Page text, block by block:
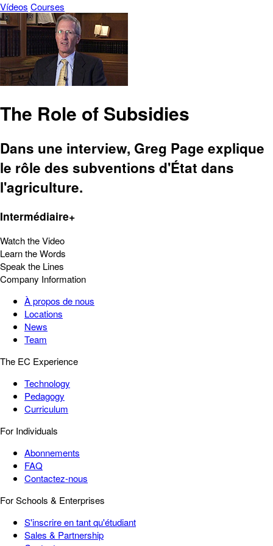
Vídeos Courses
The Role of Subsidies
Dans une interview, Greg Page explique
le rôle des subventions d'État dans
l'agriculture.
Intermédiaire+
Watch the Video
Learn the Words
Speak the Lines
Company Information
À propos de nous
Locations
News
Team
The EC Experience
Technology
Pedagogy
Curriculum
For Individuals
Abonnements
FAQ
Contactez-nous
For Schools & Enterprises
S'inscrire en tant qu'étudiant
Sales & Partnership